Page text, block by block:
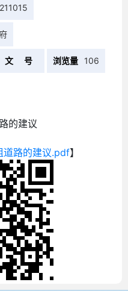
文 号 浏览量 106
的建议
道路的建议.pdf】